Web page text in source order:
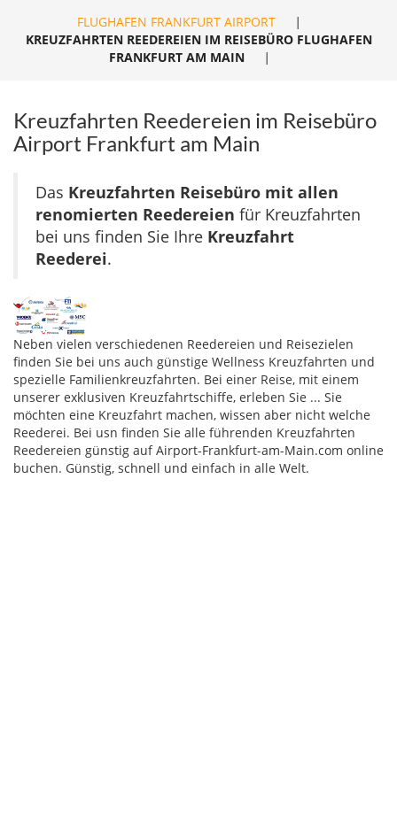
FLUGHAFEN FRANKFURT AIRPORT
|
KREUZFAHRTEN REEDEREIEN IM REISEBÜRO FLUGHAFEN
FRANKFURT AM MAIN
|
Kreuzfahrten Reedereien im Reisebüro
Airport Frankfurt am Main
Das Kreuzfahrten Reisebüro mit allen
renomierten Reedereien für Kreuzfahrten
bei uns finden Sie Ihre Kreuzfahrt
Reederei.
Neben vielen verschiedenen Reedereien und Reisezielen
finden Sie bei uns auch günstige Wellness Kreuzfahrten und
spezielle Familienkreuzfahrten. Bei einer Reise, mit einem
unserer exklusiven Kreuzfahrtschiffe, erleben Sie ... Sie
möchten eine Kreuzfahrt machen, wissen aber nicht welche
Reederei. Bei usn finden Sie alle führenden Kreuzfahrten
Reedereien günstig auf Airport-Frankfurt-am-Main.com online
buchen. Günstig, schnell und einfach in alle Welt.